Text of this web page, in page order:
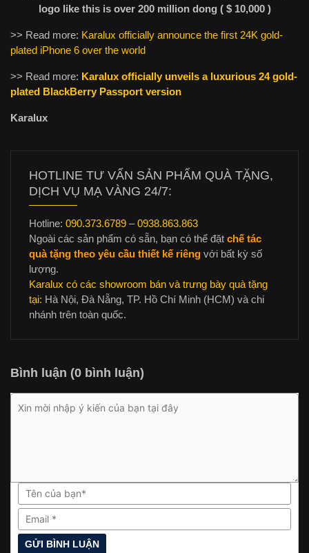
logo like this is over 200 million dong ( $ 10,000 )
>> Read more: Karalux officially announce the first 24K gold-
plated iPhone 6 over the world
>> Read more: Karalux officially unveils a luxurious 24 gold-
plated BlackBerry Passport version
Karalux
HOTLINE TƯ VẤN SẢN PHẨM QUÀ TẶNG,
DỊCH VỤ MẠ VÀNG 24/7:
Hotline: 090.373.6789 –0938.863.863
Ngoài các sản phẩm có sẵn, bạn có thể đặt chế tác
quà tặng theo yêu cầu thiết kế riêng với bất kỳ số
lượng.
Karalux có các showroom bán và trưng bày quà tặng
tại: Hà Nội, Đà Nẵng, TP. Hồ Chí Minh (HCM) và chi
nhánh trên toàn quốc.
Bình luận (0 bình luận)